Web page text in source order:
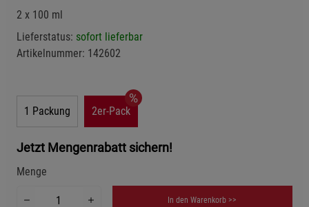
2 x 100 ml
Lieferstatus: sofort lieferbar
Artikelnummer: 142602
1 Packung 2er-Pack
Jetzt Mengenrabatt sichern!
Menge
In den Warenkorb >>